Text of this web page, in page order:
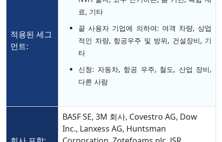
적용된 세그
먼트:
료, 기타
끝 사용자 기업에 의하여: 여객 차량, 상업
적인 차량, 항공우주 및 방위, 건설장비, 기
타
신청: 자동차, 항공 우주, 철도, 산업 장비,
다른 사람
BASF SE, 3M 회사, Covestro AG, Dow
Inc., Lanxess AG, Huntsman